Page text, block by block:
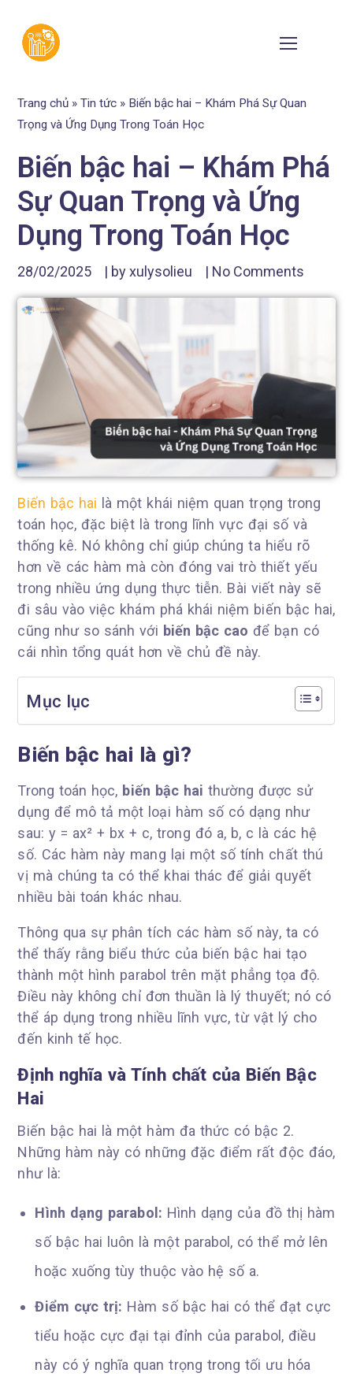
Trang chủ »Tin tức » Biến bậc hai – Khám Phá Sự Quan
Trọng và Ứng Dụng Trong Toán Học
Biến bậc hai – Khám Phá
Sự Quan Trọng và Ứng
Dụng Trong Toán Học
28/02/2025 | byxulysolieu | No Comments
Biến bậc hai là một khái niệm quan trọng trong
toán học, đặc biệt là trong lĩnh vực đại số và
thống kê. Nó không chỉ giúp chúng ta hiểu rõ
hơn về các hàm mà còn đóng vai trò thiết yếu
trong nhiều ứng dụng thực tiễn. Bài viết này sẽ
đi sâu vào việc khám phá khái niệm biến bậc hai,
cũng như so sánh với biến bậc cao để bạn có
cái nhìn tổng quát hơn về chủ đề này.
Mục lục
Biến bậc hai là gì?
Trong toán học, biến bậc hai thường được sử
dụng để mô tả một loại hàm số có dạng như
sau: y = ax² + bx + c, trong đó a, b, c là các hệ
số. Các hàm này mang lại một số tính chất thú
vị mà chúng ta có thể khai thác để giải quyết
nhiều bài toán khác nhau.
Thông qua sự phân tích các hàm số này, ta có
thể thấy rằng biểu thức của biến bậc hai tạo
thành một hình parabol trên mặt phẳng tọa độ.
Điều này không chỉ đơn thuần là lý thuyết; nó có
thể áp dụng trong nhiều lĩnh vực, từ vật lý cho
đến kinh tế học.
Định nghĩa và Tính chất của Biến Bậc
Hai
Biến bậc hai là một hàm đa thức có bậc 2.
Những hàm này có những đặc điểm rất độc đáo,
như là:
Hình dạng parabol: Hình dạng của đồ thị hàm
số bậc hai luôn là một parabol, có thể mở lên
hoặc xuống tùy thuộc vào hệ số a.
Điểm cực trị: Hàm số bậc hai có thể đạt cực
tiểu hoặc cực đại tại đỉnh của parabol, điều
này có ý nghĩa quan trọng trong tối ưu hóa